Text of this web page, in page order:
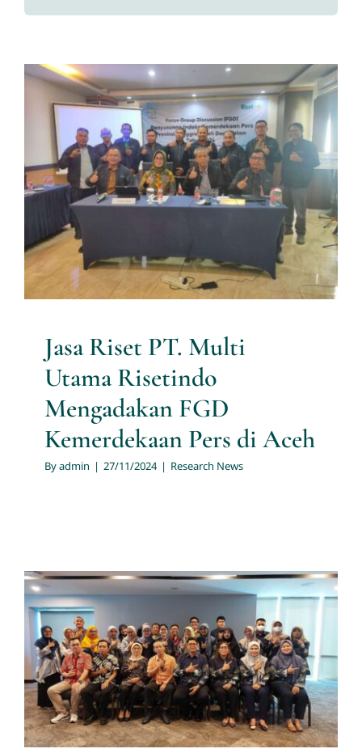
Services
News
Contact us
Download
Jasa Riset PT. Multi Utama
Risetindo Mengadakan FGD
Kemerdekaan Pers di Aceh
Jasa Riset PT. Multi
Utama Risetindo
Mengadakan FGD
Kemerdekaan Pers di Aceh
Byadmin | 27/11/2024 | Research News
Kick Off Meeting Survei
Kesadaran dan Kepuasan
Masyarakat terhadap Obat
dan Makanan Tahun 2024
Oleh Jasa Konsultan Riset PT
Multi Utama Risetindo
Research News